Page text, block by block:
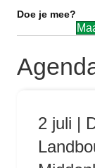
Doe je mee?
2 juli |